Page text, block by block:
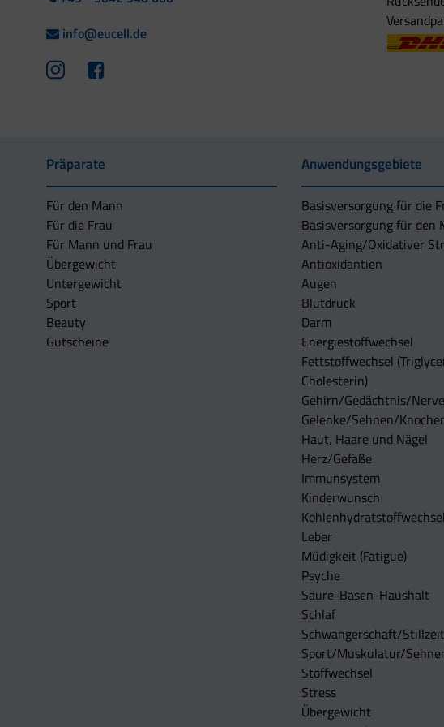
info@eucell.de
Präparate
Für den Mann
Für die Frau
Für Mann und Frau
Übergewicht
Untergewicht
Sport
Beauty
Gutscheine
Anwendungsgebiete
Basisversorgung für die
Basisversorgung für den
Anti-Aging/Oxidativer
Antioxidantien
Augen
Blutdruck
Darm
Energiestoffwechsel
Fettstoffwechsel
Cholesterin)
Gehirn/Gedächtnis/
Gelenke/Sehnen/
Haut, Haare und Nägel
Herz/Gefäße
Immunsystem
Kinderwunsch
Kohlenhydratstoffwechsel
Leber
Müdigkeit (Fatigue)
Psyche
Säure-Basen-Haushalt
Schlaf
Schwangerschaft/Stillzeit
Sport/Muskulatur/
Stoffwechsel
Stress
Übergewicht